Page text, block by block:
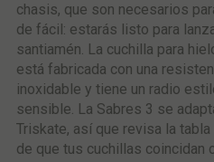
chasis, que son necesarios
de fácil: estarás listo para
santiamén. La cuchilla para
está fabricada con una
inoxidable y tiene un radio
sensible. La Sabres 3 se
Triskate, así que revisa la
de que tus cuchillas coincidan